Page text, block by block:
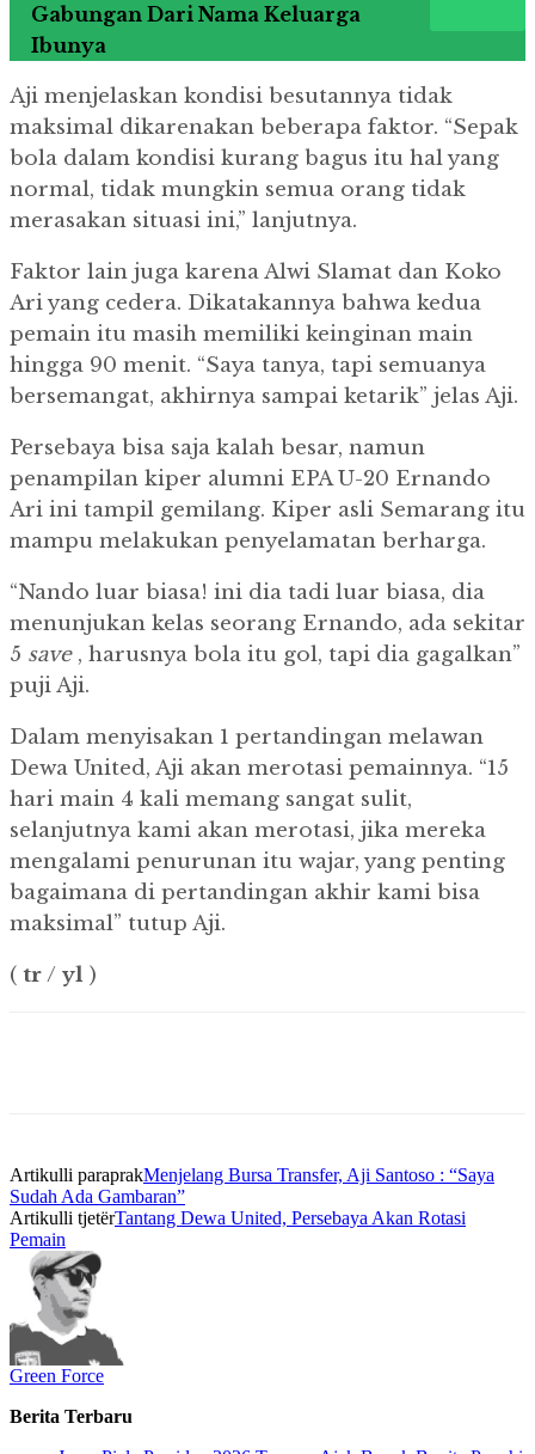
Gabungan Dari Nama Keluarga
Ibunya
Aji menjelaskan kondisi besutannya tidak
maksimal dikarenakan beberapa faktor. “Sepak
bola dalam kondisi kurang bagus itu hal yang
normal, tidak mungkin semua orang tidak
merasakan situasi ini,” lanjutnya.
Faktor lain juga karena Alwi Slamat dan Koko
Ari yang cedera. Dikatakannya bahwa kedua
pemain itu masih memiliki keinginan main
hingga 90 menit. “Saya tanya, tapi semuanya
bersemangat, akhirnya sampai ketarik” jelas Aji.
Persebaya bisa saja kalah besar, namun
penampilan kiper alumni EPA U-20 Ernando
Ari ini tampil gemilang. Kiper asli Semarang itu
mampu melakukan penyelamatan berharga.
“Nando luar biasa! ini dia tadi luar biasa, dia
menunjukan kelas seorang Ernando, ada sekitar
5 save, harusnya bola itu gol, tapi dia gagalkan”
puji Aji.
Dalam menyisakan 1 pertandingan melawan
Dewa United, Aji akan merotasi pemainnya. “15
hari main 4 kali memang sangat sulit,
selanjutnya kami akan merotasi, jika mereka
mengalami penurunan itu wajar, yang penting
bagaimana di pertandingan akhir kami bisa
maksimal” tutup Aji.
( tr/ yl )
Artikulli paraprakMenjelang Bursa Transfer, Aji Santoso : “Saya
Sudah Ada Gambaran”
Artikulli tjetërTantang Dewa United, Persebaya Akan Rotasi
Pemain
Green Force
Berita Terbaru